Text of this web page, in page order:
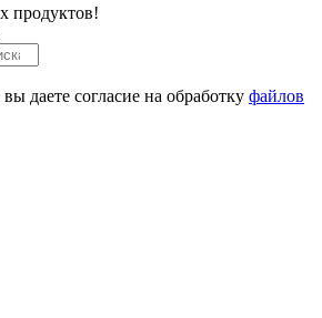
продуктов!
даете согласие на обработку файлов